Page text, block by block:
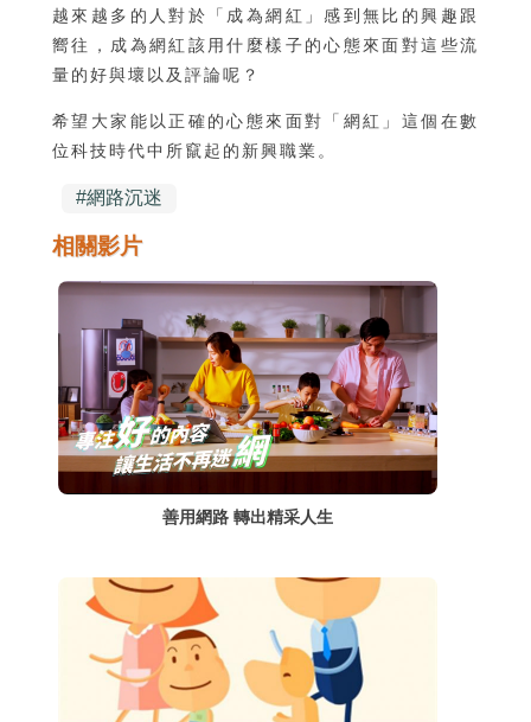
越來越多的人對於「成為網紅」感到無比的興趣跟
嚮往，成為網紅該用什麼樣子的心態來面對這些流
量的好與壞以及評論呢？
希望大家能以正確的心態來面對「網紅」這個在數
位科技時代中所竄起的新興職業。
#網路沉迷
相關影片
善用網路 轉出精采人生